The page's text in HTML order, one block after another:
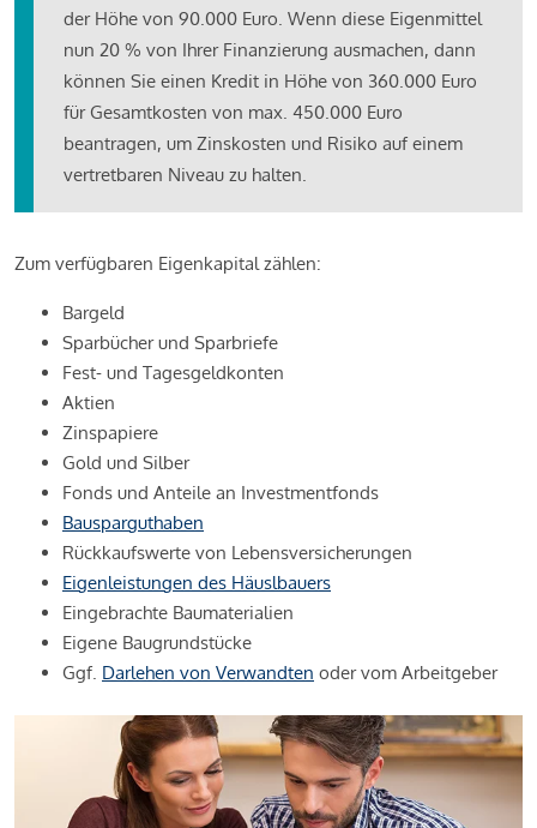
der Höhe von 90.000 Euro. Wenn diese Eigenmittel
nun 20 % von Ihrer Finanzierung ausmachen, dann
können Sie einen Kredit in Höhe von 360.000 Euro
für Gesamtkosten von max. 450.000 Euro
beantragen, um Zinskosten und Risiko auf einem
vertretbaren Niveau zu halten.
Zum verfügbaren Eigenkapital zählen:
Bargeld
Sparbücher und Sparbriefe
Fest- und Tagesgeldkonten
Aktien
Zinspapiere
Gold und Silber
Fonds und Anteile an Investmentfonds
Bausparguthaben
Rückkaufswerte von Lebensversicherungen
Eigenleistungen des Häuslbauers
Eingebrachte Baumaterialien
Eigene Baugrundstücke
Ggf. Darlehen von Verwandten oder vom Arbeitgeber